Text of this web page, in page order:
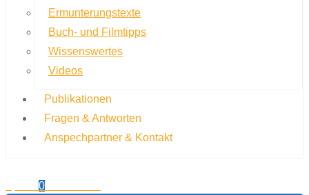
Ermunterungstexte
Buch- und Filmtipps
Wissenswertes
Videos
Publikationen
Fragen & Antworten
Anspechpartner & Kontakt
0